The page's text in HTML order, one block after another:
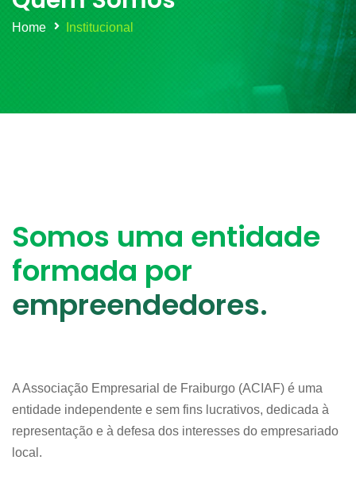
Home Institucional
Somos uma entidade
formada por
empreendedores.
A Associação Empresarial de Fraiburgo (ACIAF) é uma
entidade independente e sem fins lucrativos, dedicada à
representação e à defesa dos interesses do empresariado
local.